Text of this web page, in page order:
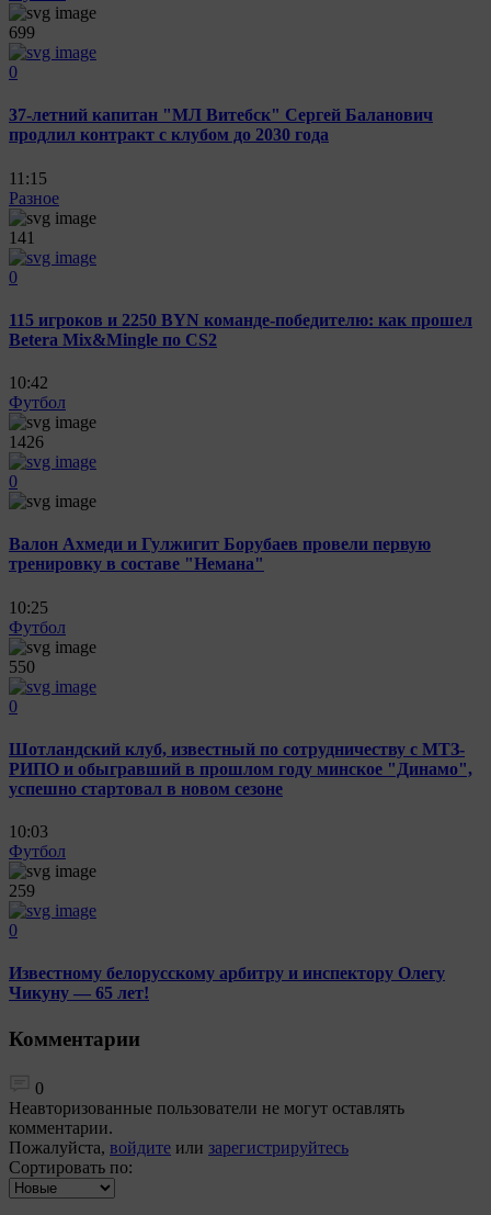
699
0
37-летний капитан "МЛ Витебск" Сергей Баланович
продлил контракт с клубом до 2030 года
11:15
Разное
141
0
115 игроков и 2250 BYN команде-победителю: как прошел
Betera Mix&Mingle по CS2
10:42
Футбол
1426
0
Валон Ахмеди и Гулжигит Борубаев провели первую
тренировку в составе "Немана"
10:25
Футбол
550
0
Шотландский клуб, известный по сотрудничеству с МТЗ-
РИПО и обыгравший в прошлом году минское "Динамо",
успешно стартовал в новом сезоне
10:03
Футбол
259
0
Известному белорусскому арбитру и инспектору Олегу
Чикуну — 65 лет!
Комментарии
0
Неавторизованные пользователи не могут оставлять
комментарии.
Пожалуйста, войдите или зарегистрируйтесь
Сортировать по: